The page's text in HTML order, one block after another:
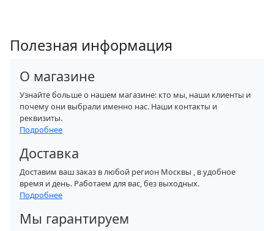
Полезная информация
О магазине
Узнайте больше о нашем магазине: кто мы, наши клиенты и
почему они выбрали именно нас. Наши контакты и
реквизиты.
Подробнее
Доставка
Доставим ваш заказ в любой регион Москвы , в удобное
время и день. Работаем для вас, без выходных.
Подробнее
Мы гарантируем